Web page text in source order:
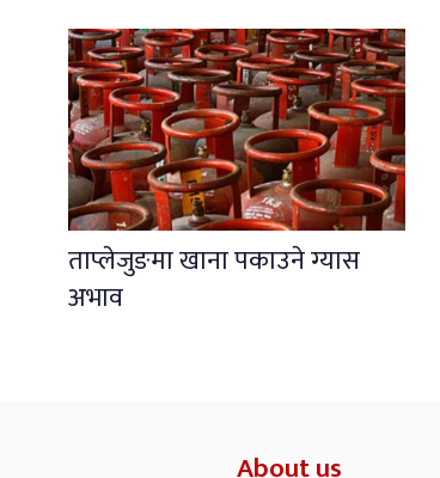
ताप्लेजुङमा खाना पकाउने ग्यास
अभाव
About us